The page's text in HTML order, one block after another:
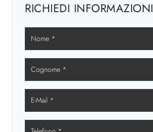
RICHIEDI INFORMAZIONI